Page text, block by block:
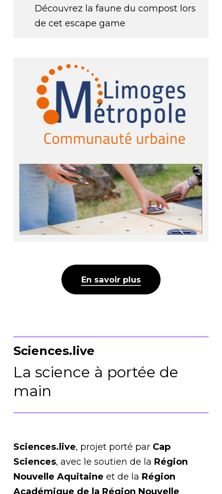
Découvrez la faune du compost lors
de cet escape game
En savoir plus
Sciences.live
La science à portée de
main
Sciences.live, projet porté par Cap
Sciences, avec le soutien de la Région
Nouvelle Aquitaine et de la Région
Académique de la Région Nouvelle